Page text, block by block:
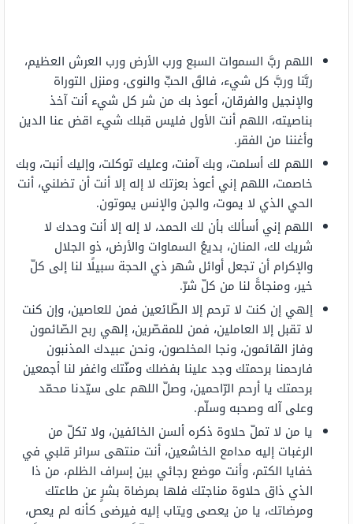
اللهم ربَّ السموات السبع ورب الأرض ورب العرش العظيم،
ربَّنا وربَّ كل شيء، فالقَ الحبِّ والنوى، ومنزل التوراة
والإنجيل والفرقان، أعوذ بك من شر كل شيء أنت آخذ
بناصيته، اللهم أنت الأول فليس قبلك شيء اقض عنا الدين
وأغننا من الفقر.
اللهم لك أسلمت، وبك آمنت، وعليك توكلت، وإليك أنبت، وبك
خاصمت، اللهم إني أعوذ بعزتك لا إله إلا أنت أن تضلني، أنت
الحي الذي لا يموت، والجن والإنس يموتون.
اللهم إني أسألك بأن لك الحمد، لا إله إلا أنت وحدك لا
شريك لك، المنان، بديعُ السماوات والأرض، ذو الجلال
والإكرام أن تجعل أوائل شهر ذي الحجة سبيلًا لنا إلى كلّ
خير، ومنجاةً لنا من كلّ شرّ.
إلهي إن كنت لا ترحم إلا الطّائعين فمن للعاصين، وإن كنت
لا تقبل إلا العاملين، فمن للمقصّرين، إلهي ربح الصّائمون
وفاز القائمون، ونجا المخلصون، ونحن عبيدك المذنبون
فارحمنا برحمتك وجد علينا بفضلك ومنّتك واغفر لنا أجمعين
برحمتك يا أرحم الرّاحمين، وصلّ اللهم على سيّدنا محمّد
وعلى آله وصحبه وسلّم.
يا من لا تملّ حلاوة ذكره ألسن الخائفين، ولا تكلّ من
الرغبات إليه مدامع الخاشعين، أنت منتهى سرائر قلبي في
خفايا الكتم، وأنت موضع رجائي بين إسراف الظلم، من ذا
الذي ذاق حلاوة مناجتك فلها بمرضاة بشرٍ عن طاعتك
ومرضاتك، يا من يعصى ويتاب إليه فيرضى كأنه لم يعص،